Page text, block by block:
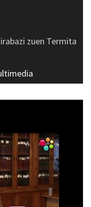
zuen Termita